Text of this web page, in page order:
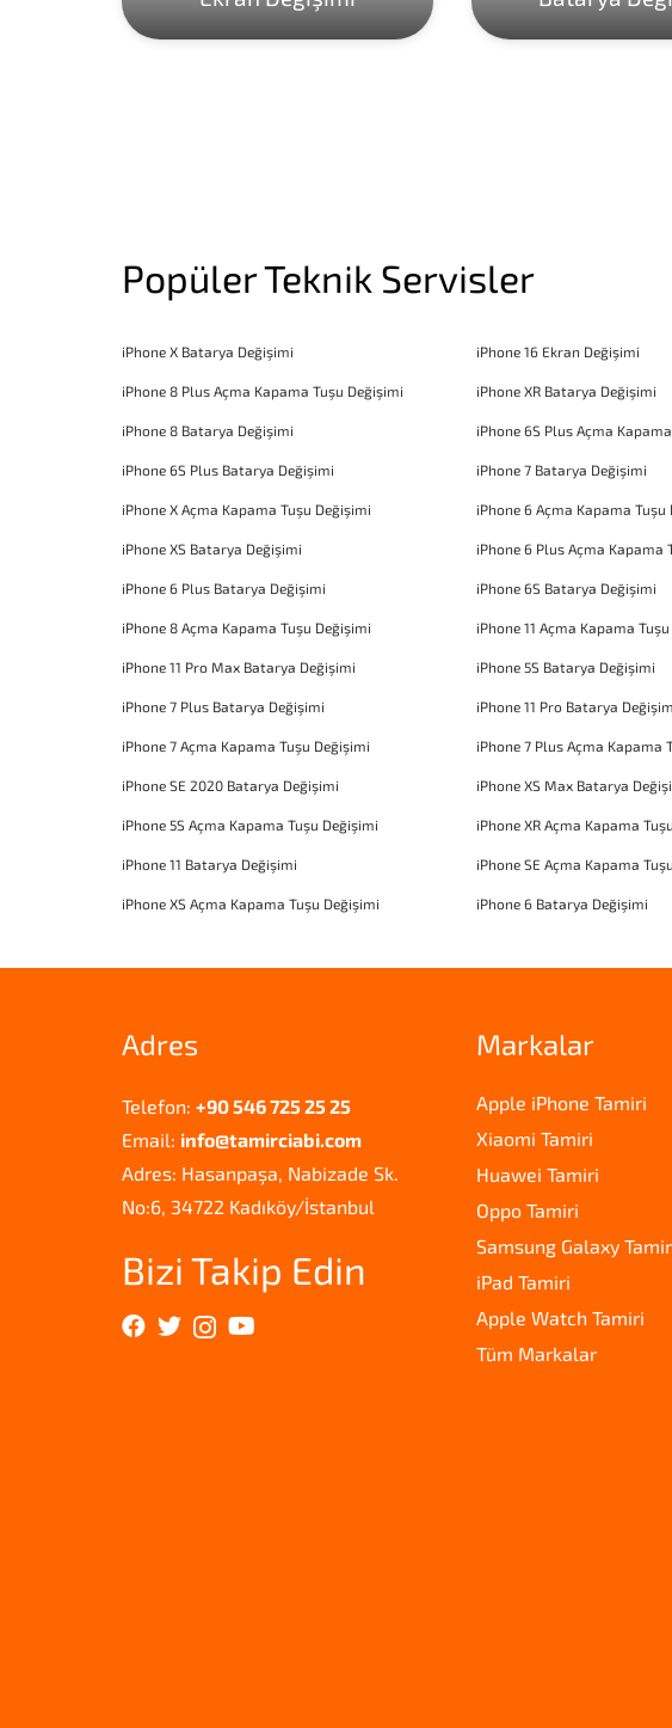
Popüler Teknik Servisler
iPhone X Batarya Değişimi iPhone 16 Ekran Değişimi
iPhone 8 Plus Açma Kapama Tuşu Değişimi iPhone XR Batarya Değişimi
iPhone 8 Batarya Değişimi iPhone 6S Plus Açma
iPhone 6S Plus Batarya Değişimi iPhone 7 Batarya Değişimi
iPhone X Açma Kapama Tuşu Değişimi iPhone 6 Açma Kapama Tuşu
iPhone XS Batarya Değişimi iPhone 6 Plus Açma Kapama
iPhone 6 Plus Batarya Değişimi iPhone 6S Batarya Değişimi
iPhone 8 Açma Kapama Tuşu Değişimi iPhone 11 Açma Kapama
iPhone 11 Pro Max Batarya Değişimi iPhone 5S Batarya Değişimi
iPhone 7 Plus Batarya Değişimi iPhone 11 Pro Batarya
iPhone 7 Açma Kapama Tuşu Değişimi iPhone 7 Plus Açma Kapama
iPhone SE 2020 Batarya Değişimi iPhone XS Max Batarya
iPhone 5S Açma Kapama Tuşu Değişimi iPhone XR Açma Kapama
iPhone 11 Batarya Değişimi iPhone SE Açma Kapama
iPhone XS Açma Kapama Tuşu Değişimi iPhone 6 Batarya Değişimi
Adres
Telefon: +90 546 725 25 25
Email: info@tamirciabi.com
Adres: Hasanpaşa, Nabizade Sk.
No:6, 34722 Kadıköy/İstanbul
Bizi Takip Edin
Markalar
Apple iPhone Tamiri
Xiaomi Tamiri
Huawei Tamiri
Oppo Tamiri
Samsung Galaxy
iPad Tamiri
Apple Watch Tamiri
Tüm Markalar